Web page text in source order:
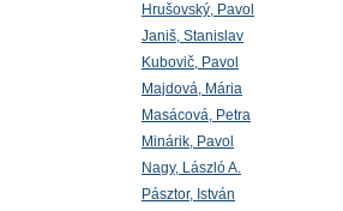
Hrušovský, Pavol
Janiš, Stanislav
Kubovič, Pavol
Majdová, Mária
Masácová, Petra
Minárik, Pavol
Nagy, László A.
Pásztor, István